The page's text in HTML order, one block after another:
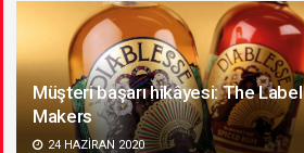
Müşteri başarı hikâyesi: The Label
Makers
24 HAZIRAN 2020